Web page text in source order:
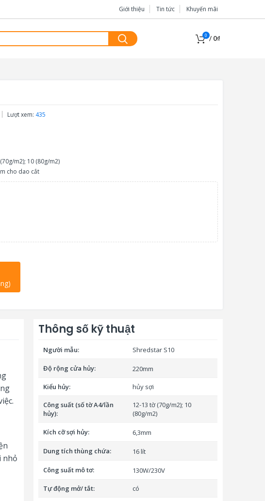
Giới thiệu Tin tức Khuyến mãi
0 / 0₫
Lượt xem: 435
m2); 10 (80g/m2)
cho dao cắt
nhỏ
Thông số kỹ thuật
Người mẫu: Shredstar S10
Độ rộng cửa hủy: 220mm
Kiểu hủy: hủy sợi
Công suất (số tờ A4/lần
hủy):
12-13 tờ (70g/m2); 10
(80g/m2)
Kích cỡ sợi hủy: 6,3mm
Dung tích thùng chứa: 16 lít
Công suất mô tơ: 130W/230V
Tự động mở/ tắt: có